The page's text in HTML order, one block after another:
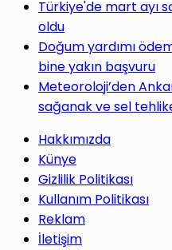
Türkiye'de mart ayı
oldu
Doğum yardımı
bine yakın başvuru
Meteoroloji’den
sağanak ve sel
Hakkımızda
Künye
Gizlilik Politikası
Kullanım Politikası
Reklam
İletişim